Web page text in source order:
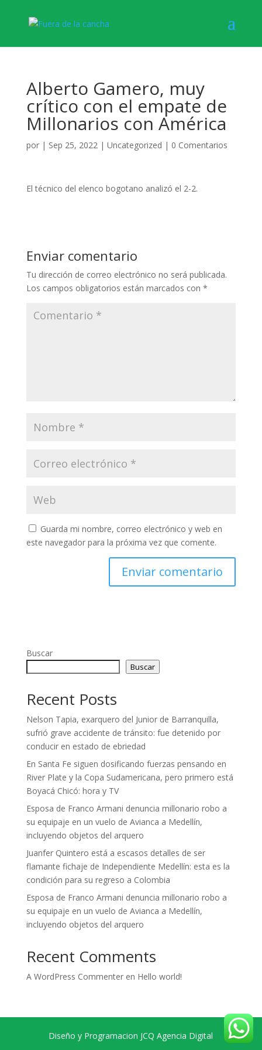
Alberto Gamero, muy
crítico con el empate de
Millonarios con América
por | Sep 25, 2022| Uncategorized | 0 Comentarios
El técnico del elenco bogotano analizó el 2-2.
Enviar comentario
Tu dirección de correo electrónico no será publicada.
Los campos obligatorios están marcados con *
Guarda mi nombre, correo electrónico y web en
este navegador para la próxima vez que comente.
Buscar
Buscar
Recent Posts
Nelson Tapia, exarquero del Junior de Barranquilla,
sufrió grave accidente de tránsito: fue detenido por
conducir en estado de ebriedad
En Santa Fe siguen dosificando fuerzas pensando en
River Plate y la Copa Sudamericana, pero primero está
Boyacá Chicó: hora y TV
Esposa de Franco Armani denuncia millonario robo a
su equipaje en un vuelo de Avianca a Medellín,
incluyendo objetos del arquero
Juanfer Quintero está a escasos detalles de ser
flamante fichaje de Independiente Medellín: esta es la
condición para su regreso a Colombia
Esposa de Franco Armani denuncia millonario robo a
su equipaje en un vuelo de Avianca a Medellín,
incluyendo objetos del arquero
Recent Comments
A WordPress Commenteren Hello world!
Diseño y Programacion JCQ Agencia Digital